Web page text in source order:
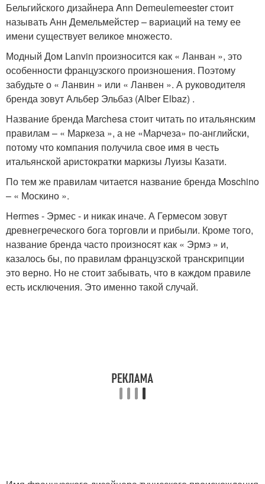
Бельгийского дизайнера Ann Demeulemeester стоит
называть Анн Демельмейстер – вариаций на тему ее
имени существует великое множесто.
Модный Дом Lanvin произносится как « Ланван », это
особенности французского произношения. Поэтому
забудьте о « Ланвин » или « Ланвен ». А руководителя
бренда зовут Альбер Эльбаз (Alber Elbaz) .
Название бренда Marchesa стоит читать по итальянским
правилам – « Маркеза », а не «Марчеза» по-английски,
потому что компания получила свое имя в честь
итальянской аристократки маркизы Луизы Казати.
По тем же правилам читается название бренда Moschino
– « Москино ».
Hermes - Эрмес - и никак иначе. А Гермесом зовут
древнегреческого бога торговли и прибыли. Кроме того,
название бренда часто произносят как « Эрмэ » и,
казалось бы, по правилам французской транскрипции
это верно. Но не стоит забывать, что в каждом правиле
есть исключения. Это именно такой случай.